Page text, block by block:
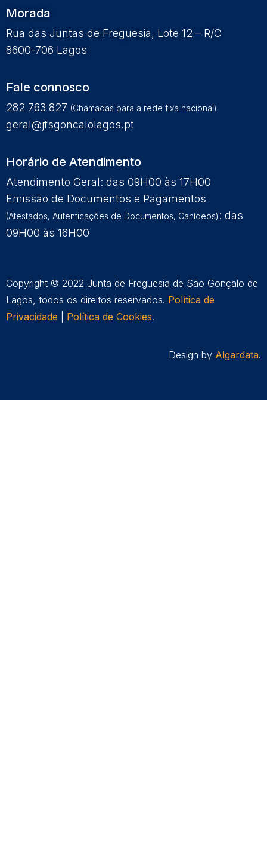
Morada
Rua das Juntas de Freguesia, Lote 12 – R/C
8600-706 Lagos
Fale connosco
282 763 827 (Chamadas para a rede fixa nacional)
geral@jfsgoncalolagos.pt
Horário de Atendimento
Atendimento Geral: das 09H00 às 17H00
Emissão de Documentos e Pagamentos
(Atestados, Autenticações de Documentos, Canídeos) : das
09H00 às 16H00
Copyright © 2022 Junta de Freguesia de São Gonçalo de
Lagos, todos os direitos reservados. Política de
Privacidade
Política de Cookies.
Design by Algardata.